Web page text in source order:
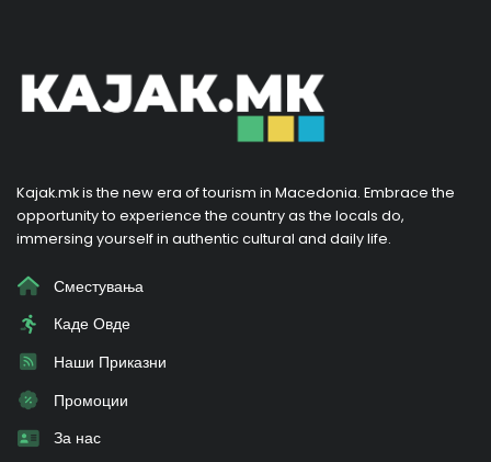
Kajak.mk is the new era of tourism in Macedonia. Embrace the
opportunity to experience the country as the locals do,
immersing yourself in authentic cultural and daily life.
Сместувања
Каде Овде
Наши Приказни
Промоции
За нас